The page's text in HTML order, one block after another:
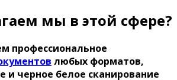
мы в этой сфере?
профессиональное
любых форматов,
и черное белое сканирование